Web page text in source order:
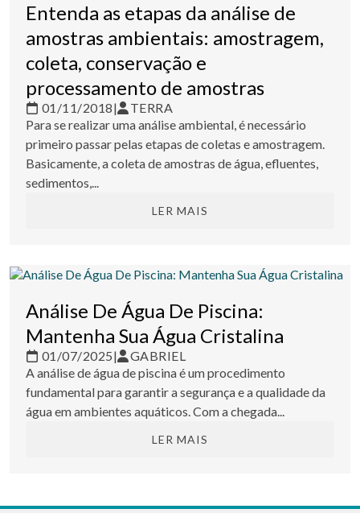
Entenda as etapas da análise de
amostras ambientais: amostragem,
coleta, conservação e
processamento de amostras
01/11/2018|
TERRA
Para se realizar uma análise ambiental, é necessário
primeiro passar pelas etapas de coletas e amostragem.
Basicamente, a coleta de amostras de água, efluentes,
sedimentos,...
LER MAIS
Análise De Água De Piscina:
Mantenha Sua Água Cristalina
01/07/2025|
GABRIEL
A análise de água de piscina é um procedimento
fundamental para garantir a segurança e a qualidade da
água em ambientes aquáticos. Com a chegada...
LER MAIS